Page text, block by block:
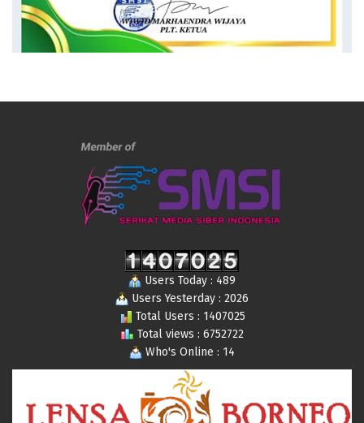
Users Today : 489
Users Yesterday : 2026
Total Users : 1407025
Total views : 6752722
Who's Online : 14